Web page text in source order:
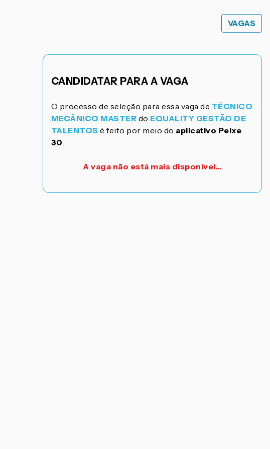
VAGAS
CANDIDATAR PARA A VAGA
O processo de seleção para essa vaga de TÉCNICO
MECÂNICO MASTER do EQUALITY GESTÃO DE
TALENTOS é feito por meio do aplicativo Peixe
30.
A vaga não está mais disponível...